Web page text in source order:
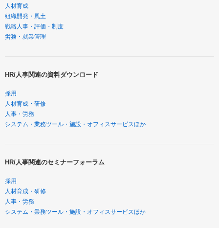
人材育成
組織開発・風土
戦略人事・評価・制度
労務・就業管理
HR/人事関連の資料ダウンロード
採用
人材育成・研修
人事・労務
システム・業務ツール・施設・オフィスサービスほか
HR/人事関連のセミナーフォーラム
採用
人材育成・研修
人事・労務
システム・業務ツール・施設・オフィスサービスほか